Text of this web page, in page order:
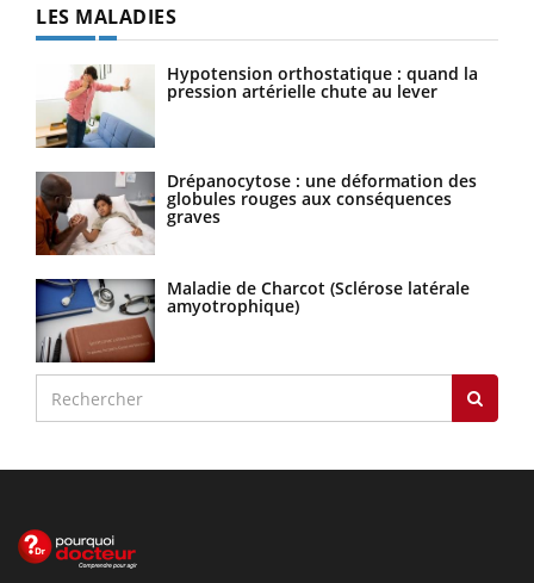
LES MALADIES
Hypotension orthostatique : quand la
pression artérielle chute au lever
Drépanocytose : une déformation des
globules rouges aux conséquences
graves
Maladie de Charcot (Sclérose latérale
amyotrophique)